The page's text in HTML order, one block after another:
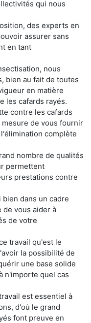
qui nous
des experts en
assurer sans
en tant
nous
bien au fait de toutes
en matière
les cafards rayés.
contre les cafards
de vous fournir
complète
nombre de qualités
permettent
prestations contre
dans un cadre
vous aider à
de votre
travail qu'est le
la possibilité de
une base solide
n'importe quel cas
est essentiel à
d'où le grand
font preuve en